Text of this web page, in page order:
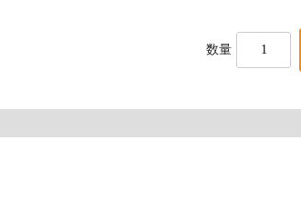
数量